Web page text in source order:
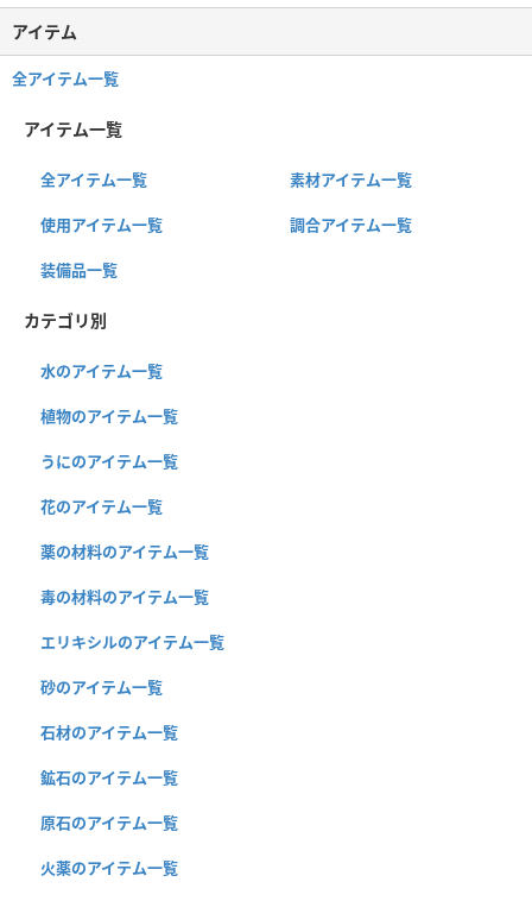
アイテム
全アイテム一覧
アイテム一覧
全アイテム一覧 素材アイテム一覧
使用アイテム一覧 調合アイテム一覧
装備品一覧
カテゴリ別
水のアイテム一覧
植物のアイテム一覧
うにのアイテム一覧
花のアイテム一覧
薬の材料のアイテム一覧
毒の材料のアイテム一覧
エリキシルのアイテム一覧
砂のアイテム一覧
石材のアイテム一覧
鉱石のアイテム一覧
原石のアイテム一覧
火薬のアイテム一覧